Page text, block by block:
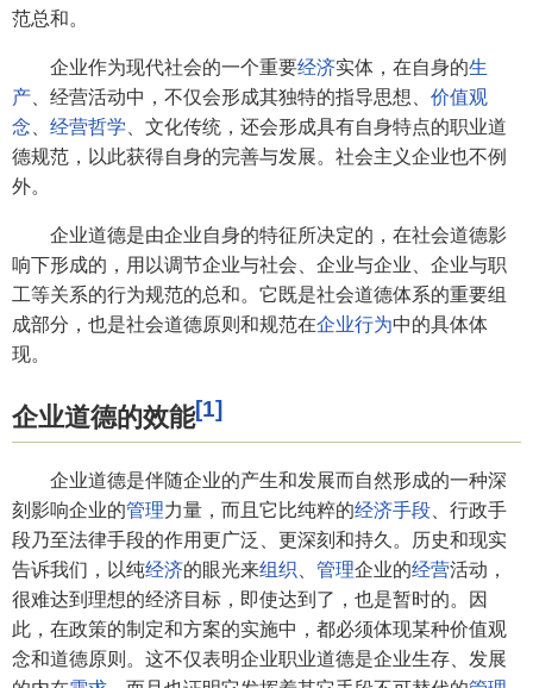
范总和。
企业作为现代社会的一个重要经济实体，在自身的生
产 、经营活动中，不仅会形成其独特的指导思想、 价值观
念
经营哲学 、文化传统，还会形成具有自身特点的职业道
德规范，以此获得自身的完善与发展。社会主义企业也不例
外。
企业道德是由企业自身的特征所决定的，在社会道德影
响下形成的，用以调节企业与社会、企业与企业、企业与职
工等关系的行为规范的总和。它既是社会道德体系的重要组
成部分，也是社会道德原则和规范在企业行为中的具体体
现。
企业道德的效能[1]
企业道德是伴随企业的产生和发展而自然形成的一种深
刻影响企业的管理力量，而且它比纯粹的经济手段 、行政手
段乃至法律手段的作用更广泛、更深刻和持久。历史和现实
告诉我们，以纯经济的眼光来组织 管理企业的经营活动，
很难达到理想的经济目标，即使达到了，也是暂时的。因
此，在政策的制定和方案的实施中，都必须体现某种价值观
念和道德原则。这不仅表明企业职业道德是企业生存、发展